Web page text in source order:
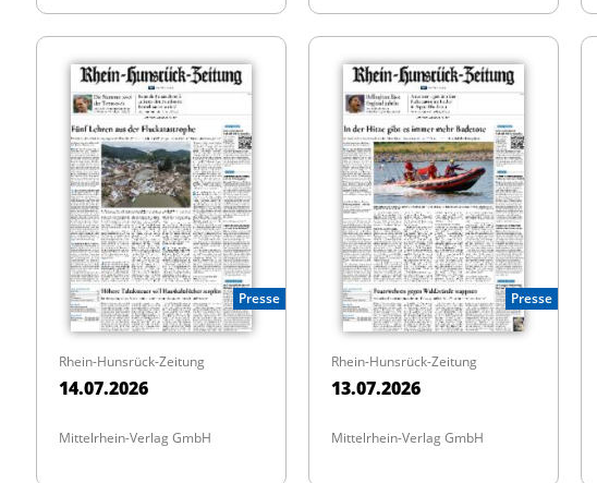
Presse
Rhein-Hunsrück-Zeitung
14.07.2026
Mittelrhein-Verlag GmbH
Presse
Rhein-Hunsrück-Zeitung
13.07.2026
Mittelrhein-Verlag GmbH